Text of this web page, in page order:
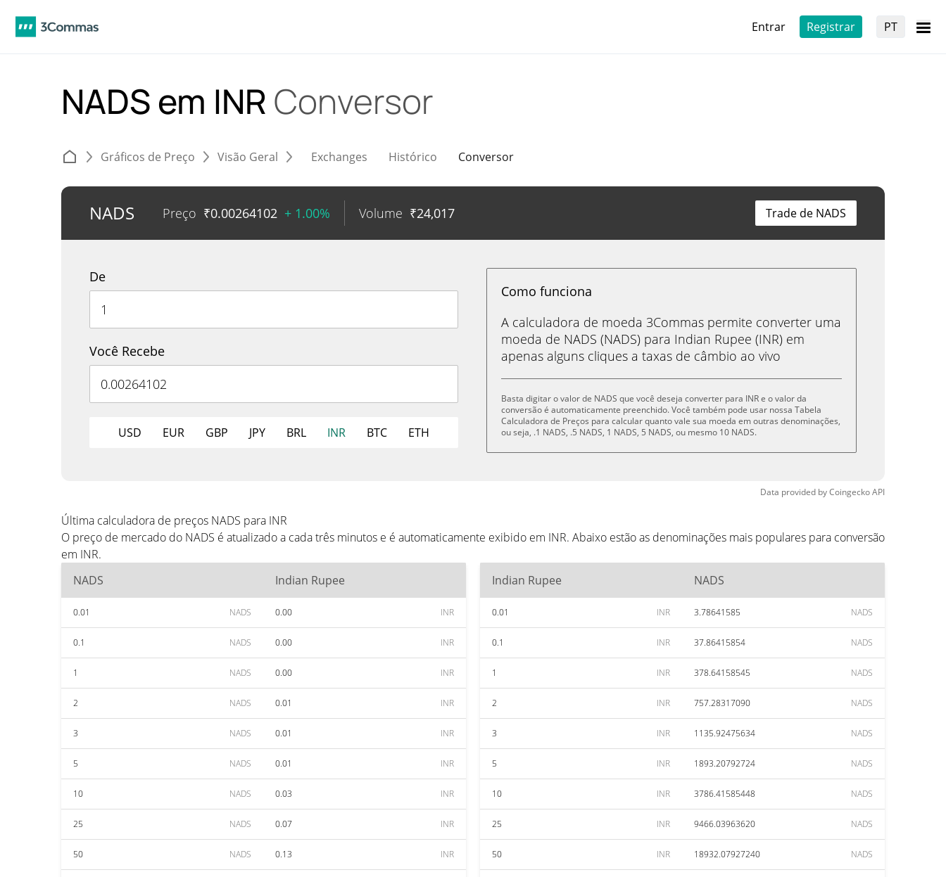
Entrar Registrar PT
NADS em INR Conversor
Gráficos de Preço Visão Geral Exchanges Histórico Conversor
NADS Preço ₹0.00264102 + 1.00% Volume ₹24,017 Trade de NADS
De
Você Recebe
USD EUR GBP JPY BRL INR BTC ETH
Como funciona
A calculadora de moeda 3Commas permite converter uma
moeda de NADS (NADS) para Indian Rupee (INR) em
apenas alguns cliques a taxas de câmbio ao vivo
Basta digitar o valor de NADS que você deseja converter para INR e o valor da
conversão é automaticamente preenchido. Você também pode usar nossa Tabela
Calculadora de Preços para calcular quanto vale sua moeda em outras denominações,
ou seja, .1 NADS, .5 NADS, 1 NADS, 5 NADS, ou mesmo 10 NADS.
Data provided byCoingeckoAPI
Última calculadora de preços NADS para INR
O preço de mercado do NADS é atualizado a cada três minutos e é automaticamente exibido em INR. Abaixo estão as denominações mais populares para conversão
em INR.
NADS
Indian Rupee
0.01 NADS 0.00 INR
0.1 NADS 0.00 INR
1 NADS 0.00 INR
2 NADS 0.01 INR
3 NADS 0.01 INR
5 NADS 0.01 INR
10 NADS 0.03 INR
25 NADS 0.07 INR
50 NADS 0.13 INR
Indian Rupee NADS
0.01 INR 3.78641585 NADS
0.1 INR 37.86415854 NADS
1 INR 378.64158545 NADS
2 INR 757.28317090 NADS
3 INR 1135.92475634 NADS
5 INR 1893.20792724 NADS
10 INR 3786.41585448 NADS
25 INR 9466.03963620 NADS
50 INR 18932.07927240 NADS